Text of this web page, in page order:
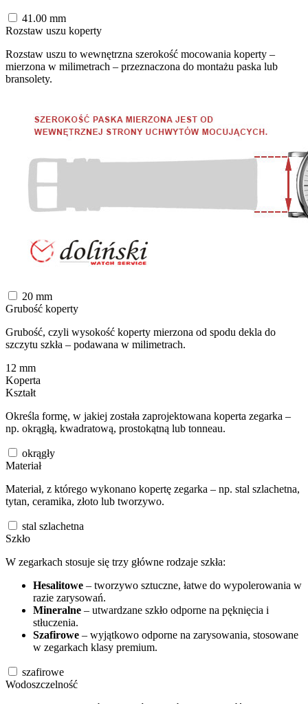
41.00 mm
Rozstaw uszu koperty
Rozstaw uszu to wewnętrzna szerokość mocowania koperty –
mierzona w milimetrach – przeznaczona do montażu paska lub
bransolety.
20 mm
Grubość koperty
Grubość, czyli wysokość koperty mierzona od spodu dekla do
szczytu szkła – podawana w milimetrach.
12 mm
Koperta
Kształt
Określa formę, w jakiej została zaprojektowana koperta zegarka –
np. okrągłą, kwadratową, prostokątną lub tonneau.
okrągły
Materiał
Materiał, z którego wykonano kopertę zegarka – np. stal szlachetna,
tytan, ceramika, złoto lub tworzywo.
stal szlachetna
Szkło
W zegarkach stosuje się trzy główne rodzaje szkła:
Hesalitowe – tworzywo sztuczne, łatwe do wypolerowania w
razie zarysowań.
Mineralne – utwardzane szkło odporne na pęknięcia i
stłuczenia.
Szafirowe – wyjątkowo odporne na zarysowania, stosowane
w zegarkach klasy premium.
szafirowe
Wodoszczelność